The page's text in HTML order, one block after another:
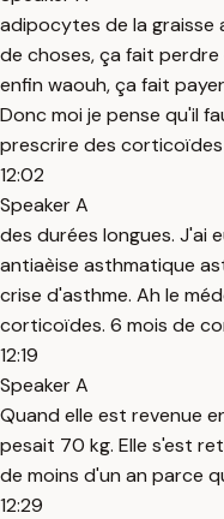
adipocytes de la graisse
de choses, ça fait
enfin waouh, ça fait
Donc moi je pense qu'il
prescrire des
12:02
Speaker A
des durées longues. J'ai
antiaèise asthmatique
crise d'asthme. Ah le
corticoïdes. 6 mois de
12:19
Speaker A
Quand elle est revenue
pesait 70 kg. Elle s'est
de moins d'un an parce
12:29